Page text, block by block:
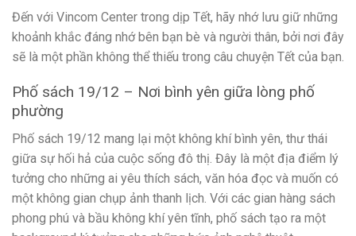
Đến với Vincom Center trong dịp Tết, hãy nhớ lưu giữ những
khoảnh khắc đáng nhớ bên bạn bè và người thân, bởi nơi đây
sẽ là một phần không thể thiếu trong câu chuyện Tết của bạn.
Phố sách 19/12 – Nơi bình yên giữa lòng phố
phường
Phố sách 19/12 mang lại một không khí bình yên, thư thái
giữa sự hối hả của cuộc sống đô thị. Đây là một địa điểm lý
tưởng cho những ai yêu thích sách, văn hóa đọc và muốn có
một không gian chụp ảnh thanh lịch. Với các gian hàng sách
phong phú và bầu không khí yên tĩnh, phố sách tạo ra một